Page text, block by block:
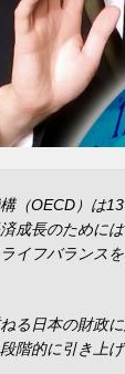
（OECD）は
成長のために
イフバランス
る日本の財政
階的に引き上げ